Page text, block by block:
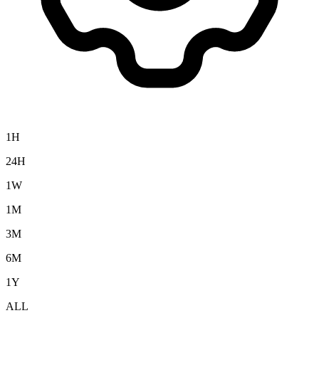
1H
24H
1W
1M
3M
6M
1Y
ALL